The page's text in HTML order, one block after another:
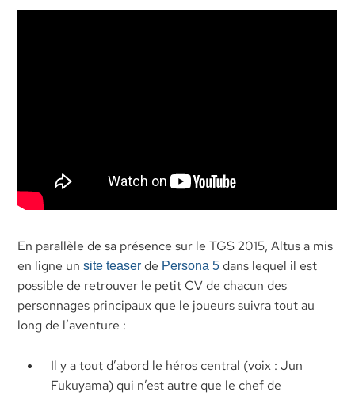
En parallèle de sa présence sur le TGS 2015, Altus a mis
en ligne unsite teaser de Persona 5 dans lequel il est
possible de retrouver le petit CV de chacun des
personnages principaux que le joueurs suivra tout au
long de l’aventure :
Il y a tout d’abord le héros central (voix : Jun
Fukuyama) qui n’est autre que le chef de